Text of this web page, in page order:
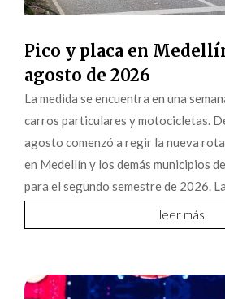
Pico y placa en
agosto de 2026
La medida se encuentra en una
carros particulares y motocicletas.
agosto comenzó a regir la nueva
en Medellín y los demás municipios
para el segundo semestre de 2026.
leer más